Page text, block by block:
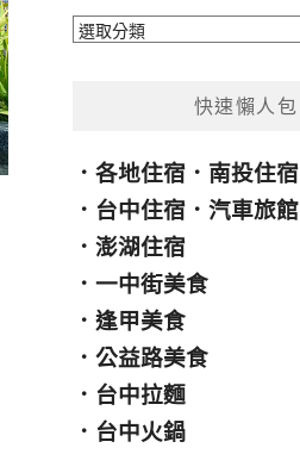
分
快速懶人包
．各地住宿 ． 南投住宿
． 台中住宿 ．汽車旅館
．澎湖住宿
．一中街美食
．逢甲美食
．公益路美食
． 台中拉麵
． 台中火鍋